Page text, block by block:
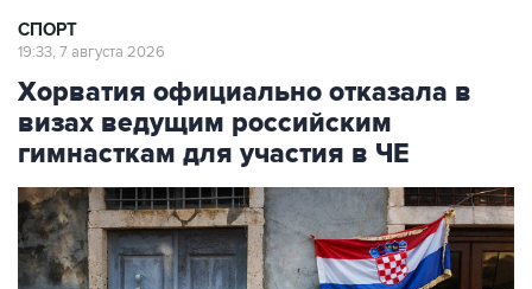
СПОРТ
19:33, 7 августа 2026
Хорватия официально отказала в
визах ведущим российским
гимнасткам для участия в ЧЕ